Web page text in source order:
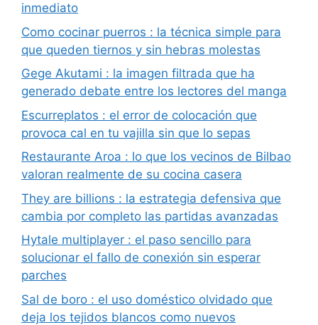
inmediato
Como cocinar puerros : la técnica simple para
que queden tiernos y sin hebras molestas
Gege Akutami : la imagen filtrada que ha
generado debate entre los lectores del manga
Escurreplatos : el error de colocación que
provoca cal en tu vajilla sin que lo sepas
Restaurante Aroa : lo que los vecinos de Bilbao
valoran realmente de su cocina casera
They are billions : la estrategia defensiva que
cambia por completo las partidas avanzadas
Hytale multiplayer : el paso sencillo para
solucionar el fallo de conexión sin esperar
parches
Sal de boro : el uso doméstico olvidado que
deja los tejidos blancos como nuevos